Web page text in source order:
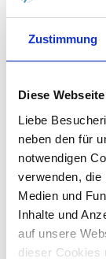
Zustimmung
Diese
Liebe
neben den für
notwendigen
verwenden, die
Medien und
Inhalte und
auf unsere
dieser Cookies